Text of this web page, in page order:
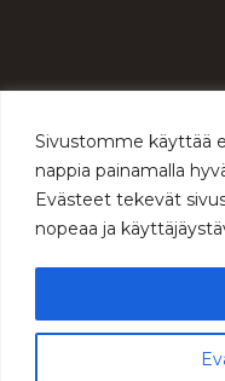
Sivustomme käyttää
nappia painamalla
Evästeet tekevät
nopeaa ja
© 2026